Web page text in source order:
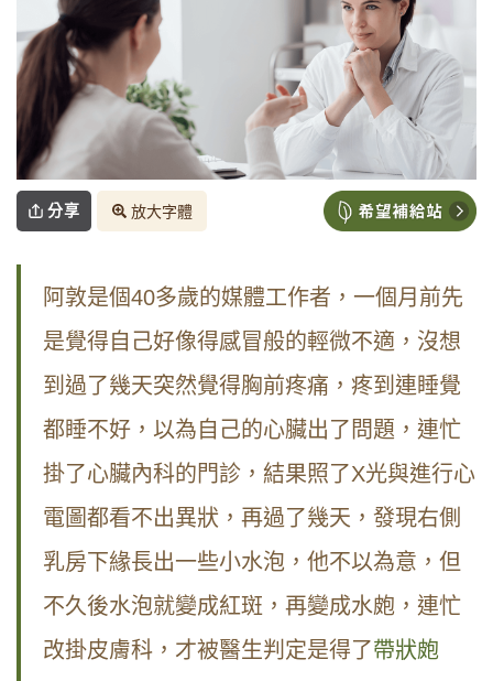
分享 放大字體
阿敦是個40多歲的媒體工作者，一個月前先
是覺得自己好像得感冒般的輕微不適，沒想
到過了幾天突然覺得胸前疼痛，疼到連睡覺
都睡不好，以為自己的心臟出了問題，連忙
掛了心臟內科的門診，結果照了X光與進行心
電圖都看不出異狀，再過了幾天，發現右側
乳房下緣長出一些小水泡，他不以為意，但
不久後水泡就變成紅斑，再變成水皰，連忙
改掛皮膚科，才被醫生判定是得了帶狀皰